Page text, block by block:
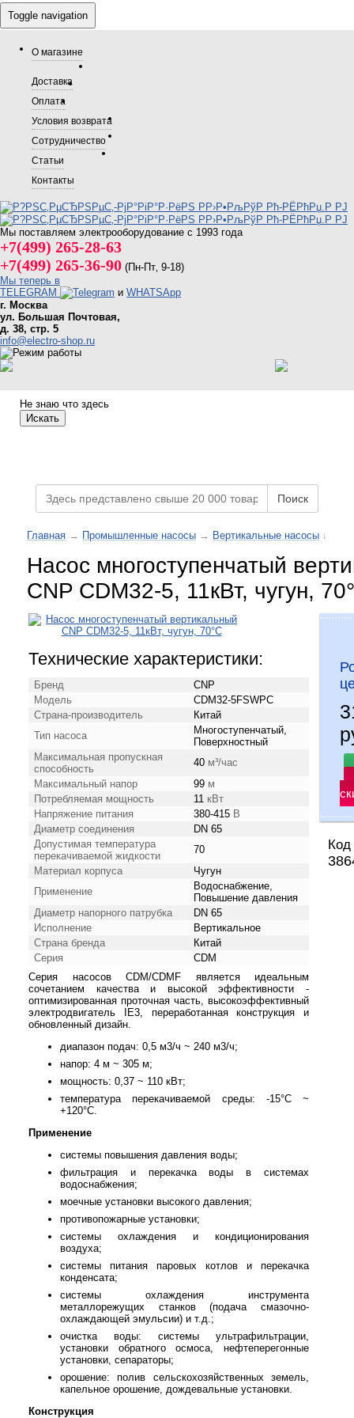
Toggle navigation
О магазине
Доставка
Оплата
Условия возврата
Сотрудничество
Статьи
Контакты
Мы поставляем электрооборудование с 1993 года
+7(499) 265-28-63
+7(499) 265-36-90 (Пн-Пт‚ 9-18)
Мы теперь в
TELEGRAM
и WHATSApp
г. Москва
ул. Большая Почтовая,
д. 38, стр. 5
info@electro-shop.ru
Не знаю что здесь
Искать
Поиск
Главная → Промышленные насосы → Вертикальные насосы ↓
Насос многоступенчатый
CNP CDM32-5, 11кВт, чугун,
Технические характеристики:
Бренд
CNP
Модель
CDM32-5FSWPC
Страна-производитель
Китай
Тип насоса
Многоступенчатый,
Поверхностный
Максимальная пропускная
способность
40 м³/час
Максимальный напор
99 м
Потребляемая мощность
11 кВт
Напряжение питания
380-415 В
Диаметр соединения
DN 65
Допустимая температура
перекачиваемой жидкости
70
Материал корпуса
Чугун
Применение
Водоснабжение,
Повышение давления
Диаметр напорного патрубка
DN 65
Исполнение
Вертикальное
Страна бренда
Китай
Серия
CDM
Серия насосов CDM/CDMF является идеальным
сочетанием качества и высокой эффективности -
оптимизированная проточная часть, высокоэффективный
электродвигатель IE3, переработанная конструкция и
обновленный дизайн.
диапазон подач: 0,5 м3/ч ~ 240 м3/ч;
напор: 4 м ~ 305 м;
мощность: 0,37 ~ 110 кВт;
температура перекачиваемой среды: -15°С ~
+120°С.
Применение
системы повышения давления воды;
фильтрация и перекачка воды в системах
водоснабжения;
моечные установки высокого давления;
противопожарные установки;
системы охлаждения и кондиционирования
воздуха;
системы питания паровых котлов и перекачка
конденсата;
системы охлаждения инструмента
металлорежущих станков (подача смазочно-
охлаждающей эмульсии) и т.д.;
очистка воды: системы ультрафильтрации,
установки обратного осмоса, нефтеперегонные
установки, сепараторы;
орошение: полив сельскохозяйственных земель,
капельное орошение, дождевальные установки.
Конструкция
Код